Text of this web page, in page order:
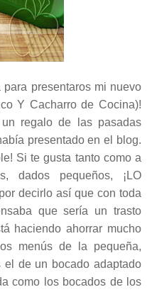
presentaros mi nuevo
Y Cacharro de Cocina)!
regalo de las pasadas
presentado en el blog.
Si te gusta tanto como a
dados pequeños, ¡LO
decirlo así que con toda
que sería un trasto
haciendo ahorrar mucho
menús de la pequeña,
de un bocado adaptado
como los bocados de los